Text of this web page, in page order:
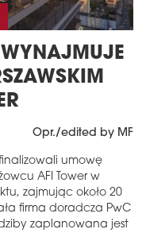
Opr./edited by MF
umowę
AFI Tower w
zajmując około 20
firma doradcza PwC
zaplanowana jest